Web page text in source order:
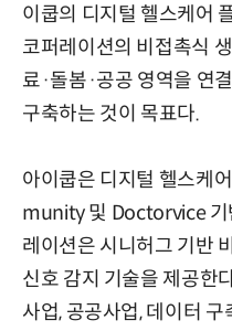
이쿱의 디지털 헬스케어
코퍼레이션의 비접촉식
료·돌봄·공공 영역을 연
구축하는 것이 목표다.
아이쿱은 디지털 헬스케
munity 및 Doctorvice 기
레이션은 시니허그 기반
신호 감지 기술을 제공한
사업, 공공사업, 데이터